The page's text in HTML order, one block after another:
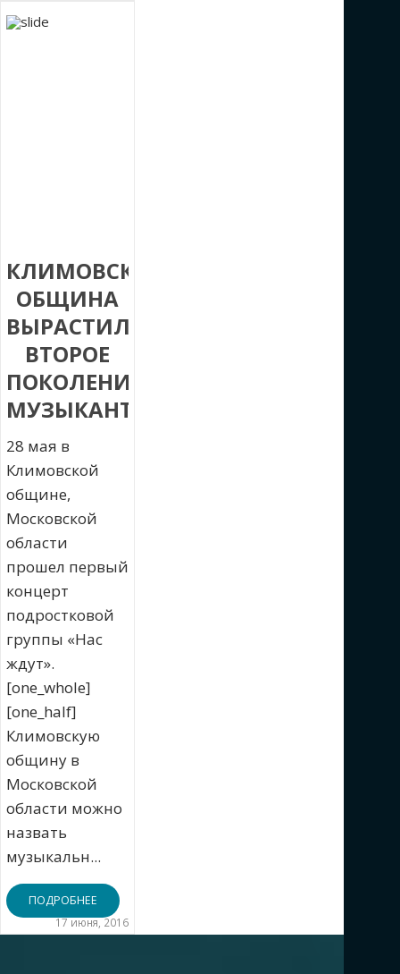
КЛИМОВСКАЯ
ОБЩИНА
ВЫРАСТИЛА
ВТОРОЕ
ПОКОЛЕНИЕ
МУЗЫКАНТОВ
28 мая в
Климовской
общине,
Московской
области
прошел первый
концерт
подростковой
группы «Нас
ждут».
[one_whole]
[one_half]
Климовскую
общину в
Московской
области можно
назвать
музыкальн...
ПОДРОБНЕЕ
17 июня, 2016